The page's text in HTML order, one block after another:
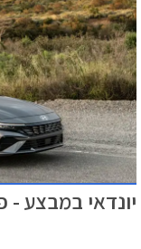
יונדאי במבצע -